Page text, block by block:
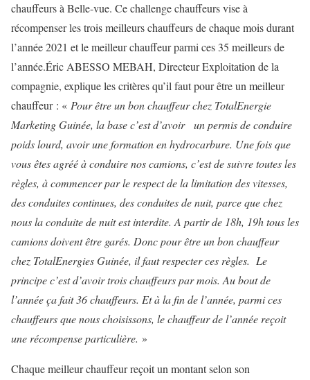
chauffeurs à Belle-vue. Ce challenge chauffeurs vise à
récompenser les trois meilleurs chauffeurs de chaque mois durant
l’année 2021 et le meilleur chauffeur parmi ces 35 meilleurs de
l’année.Éric ABESSO MEBAH, Directeur Exploitation de la
compagnie, explique les critères qu’il faut pour être un meilleur
chauffeur : « Pour être un bon chauffeur chez TotalEnergie
Marketing Guinée, la base c’est d’avoir un permis de conduire
poids lourd, avoir une formation en hydrocarbure. Une fois que
vous êtes agréé à conduire nos camions, c’est de suivre toutes les
règles, à commencer par le respect de la limitation des vitesses,
des conduites continues, des conduites de nuit, parce que chez
nous la conduite de nuit est interdite. A partir de 18h, 19h tous les
camions doivent être garés. Donc pour être un bon chauffeur
chez TotalEnergies Guinée, il faut respecter ces règles. Le
principe c’est d’avoir trois chauffeurs par mois. Au bout de
l’année ça fait 36 chauffeurs. Et à la fin de l’année, parmi ces
chauffeurs que nous choisissons, le chauffeur de l’année reçoit
une récompense particulière. »
Chaque meilleur chauffeur reçoit un montant selon son